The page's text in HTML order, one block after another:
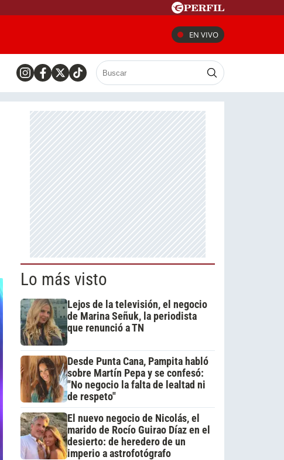
EN VIVO
Lo más visto
Lejos de la televisión, el negocio
de Marina Señuk, la periodista
que renunció a TN
Desde Punta Cana, Pampita habló
sobre Martín Pepa y se confesó:
"No negocio la falta de lealtad ni
de respeto"
El nuevo negocio de Nicolás, el
marido de Rocío Guirao Díaz en el
desierto: de heredero de un
imperio a astrofotógrafo